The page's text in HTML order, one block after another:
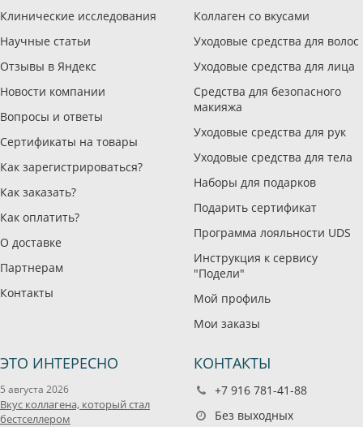
Клинические исследования
Научные статьи
Отзывы в Яндекс
Новости компании
Вопросы и ответы
Сертификаты на товары
Как зарегистрироваться?
Как заказать?
Как оплатить?
О доставке
Партнерам
Контакты
Коллаген со вкусами
Уходовые средства для волос
Уходовые средства для лица
Средства для безопасного
макияжа
Уходовые средства для рук
Уходовые средства для тела
Наборы для подарков
Подарить сертификат
Программа лояльности UDS
Инструкция к сервису
"Подели"
Мой профиль
Мои заказы
ЭТО ИНТЕРЕСНО
5 августа 2026
Вкус коллагена, который стал
бестселлером
КОНТАКТЫ
+7 916 781-41-88
Без выходных